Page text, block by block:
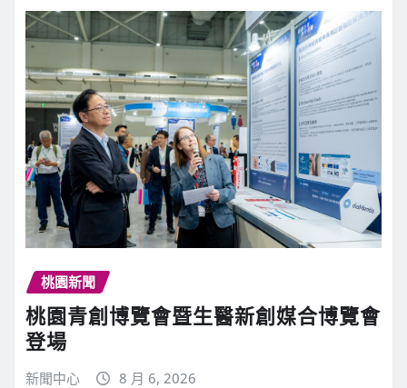
桃園新聞
桃園青創博覽會暨生醫新創媒合博覽會
登場
新聞中心 8 月 6, 2026